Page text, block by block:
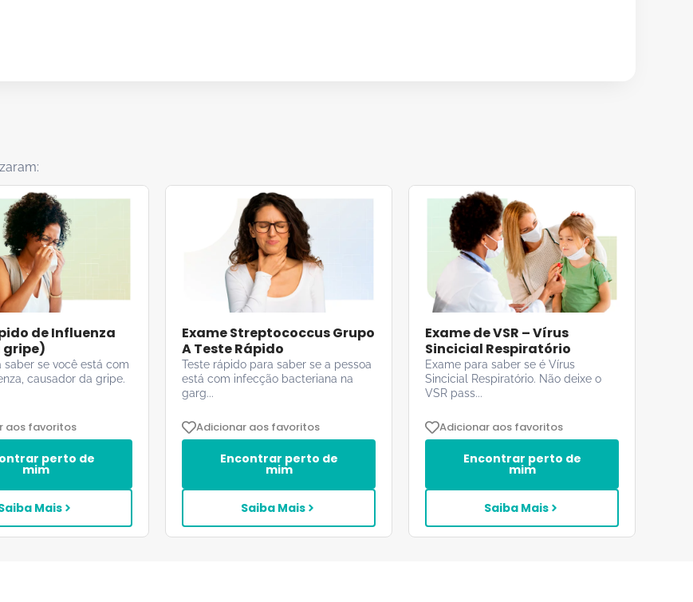
de Influenza
gripe)
saber se você está com
causador da gripe.
aos favoritos
perto de
mim
Mais
Exame Streptococcus Grupo
A Teste Rápido
Teste rápido para saber se a pessoa
está com infecção bacteriana na
garg...
Adicionar aos favoritos
Encontrar perto de
mim
Saiba Mais
Exame de VSR – Vírus
Sincicial Respiratório
Exame para saber se é Vírus
Sincicial Respiratório. Não deixe o
VSR pass...
Adicionar aos favoritos
Encontrar perto de
mim
Saiba Mais